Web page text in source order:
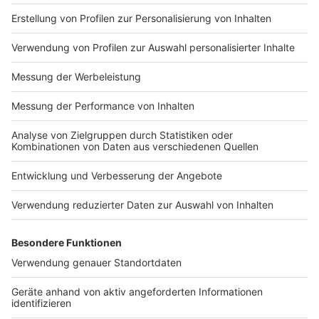
Teilnehmerinnen und Teilnehmer habe sich bereits
verdoppelt. „Wir müssen den Weg entschlossen
weitergehen“, sagte Wüst uns. Gerade die direkte
Begegnung mit den Orten der Verbrechen könne
helfen, Antisemitismus entgegenzutreten.
Besuch, der erschüttert
Auch persönlich habe ihn der Besuch erschüttert.
Besonders die Dimension des Lagers Birkenau und
„dieser Zynismus“, der in Auschwitz sichtbar werde,
hätten ihn bewegt. „Es hat mich heute teilweise
angefasst, erschüttert an Stellen, wo ich nicht damit